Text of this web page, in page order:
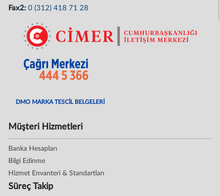
Fax2:0 (312) 418 71 28
DMO MARKA TESCİL BELGELERİ
Müşteri Hizmetleri
Banka Hesapları
Bilgi Edinme
Hizmet Envanteri & Standartları
Süreç Takip